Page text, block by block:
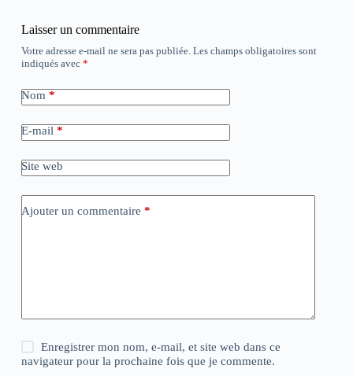
Laisser un commentaire
Votre adresse e-mail ne sera pas publiée. Les champs obligatoires sont
indiqués avec *
Nom *
E-mail *
Site web
Ajouter un commentaire *
Enregistrer mon nom, e-mail, et site web dans ce
navigateur pour la prochaine fois que je commente.